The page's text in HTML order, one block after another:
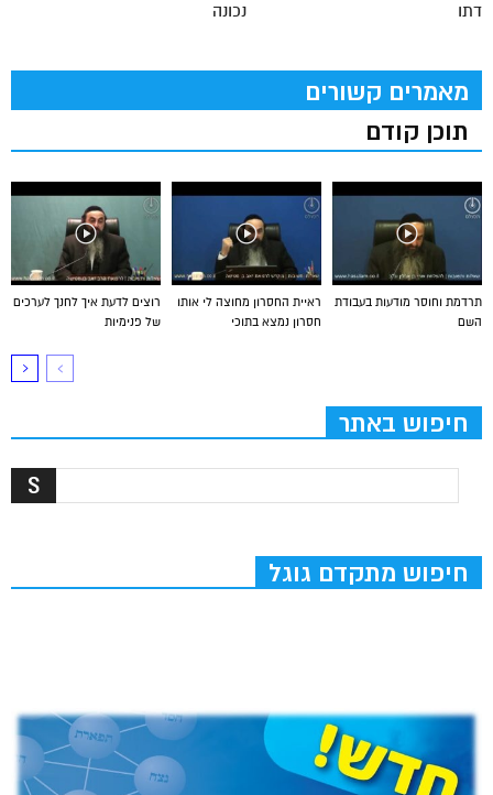
נכונה
דתו
מאמרים קשורים
תוכן קודם
רוצים לדעת איך לחנך לערכים
של פנימיות
ראיית החסרון מחוצה לי אותו
חסרון נמצא בתוכי
תרדמת וחוסר מודעות בעבודת
השם
חיפוש באתר
חיפוש מתקדם גוגל